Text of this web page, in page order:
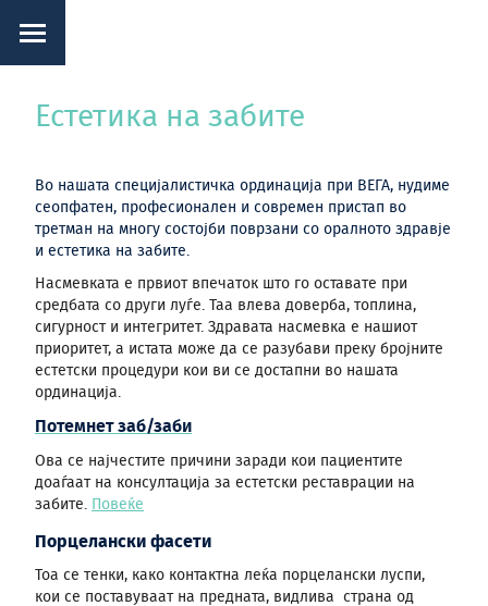
Естетика на забите
Во нашата специјалистичка ординација при ВЕГА, нудиме
сеопфатен, професионален и современ пристап во
третман на многу состојби поврзани со оралното здравје
и естетика на забите.
Насмевката е првиот впечаток што го оставате при
средбата со други луѓе. Таа влева доверба, топлина,
сигурност и интегритет. Здравата насмевка е нашиот
приоритет, а истата може да се разубави преку бројните
естетски процедури кои ви се достапни во нашата
ординација.
Потемнет заб/заби
Ова се најчестите причини заради кои пациентите
доаѓаат на консултација за естетски реставрации на
забите.
Повеќе
Порцелански фасети
Тоа се тенки, како контактна леќа порцелански луспи,
кои се поставуваат на предната, видлива страна од